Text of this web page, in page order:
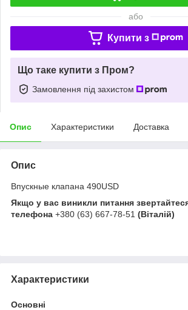
або
Купити з
Що таке купити з Пром?
Замовлення під захистом
Опис Характеристики Доставка
Опис
Впускные клапана 490USD
Якщо у вас виникли питання
телефона +380 (63) 667-78-51 (Віталій)
Характеристики
Основні